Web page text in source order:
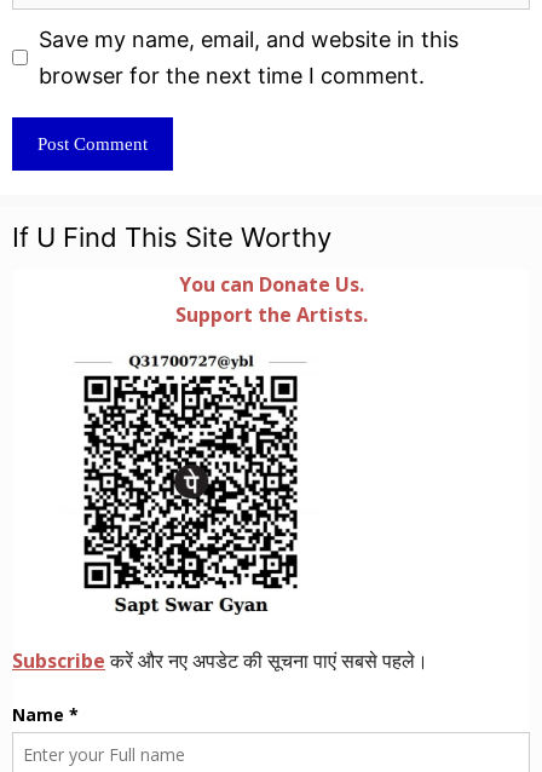
Website
Save my name, email, and website in this
browser for the next time I comment.
If U Find This Site Worthy